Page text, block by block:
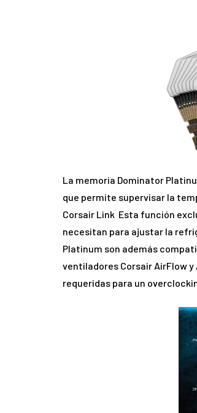
La memoria Dominator
que permite supervisar la
Corsair Link Esta función
necesitan para ajustar la
Platinum son además
ventiladores Corsair AirFlow
requeridas para un